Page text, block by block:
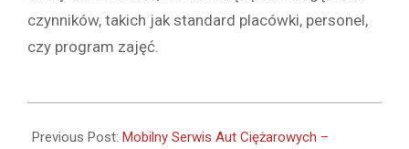
czynników, takich jak standard placówki, personel,
czy program zajęć.
12-
Previous Post: Mobilny Serwis Aut Ciężarowych –